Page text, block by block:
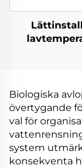
Biologiska
övertygande
val för
system
konsekventa